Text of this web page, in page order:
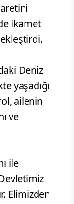
ikamet
Deniz
yaşadığı
ailenin
ve
ile
Elimizden